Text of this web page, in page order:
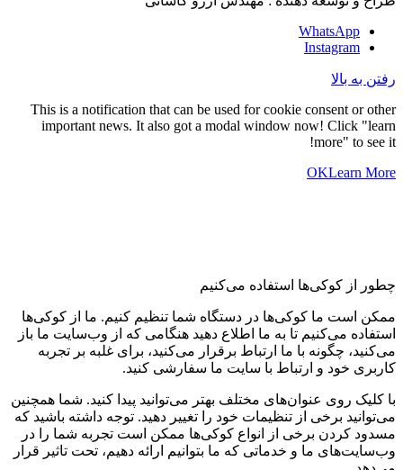
WhatsApp
Instagram
رفتن به بالا
This is a notification that can be used for cookie consent or other
important news. It also got a modal window now! Click "learn
more" to see it!
OKLearn More
چطور از کوکی‌ها استفاده می‌کنیم
ممکن است ما کوکی‌ها در دستگاه شما تنظیم کنیم. ما از کوکی‌ها
استفاده می‌کنیم تا به ما اطلاع دهید هنگامی که از وب‌سایت ما باز
می‌کنید، چگونه با ما ارتباط برقرار می‌کنید، برای غلبه بر تجربه
کاربری خود و ارتباط با سایت ما سفارشی کنید.
با کلیک روی عنوان‌های مختلف بهتر می‌توانید پیدا کنید. شما همچنین
می‌توانید برخی از تنظیمات خود را تغییر دهید. توجه داشته باشید که
مسدود کردن برخی از انواع کوکی‌ها ممکن است تجربه شما را در
وب‌سایت‌های ما و خدماتی که ما بتوانیم ارائه دهیم، تحت تاثیر قرار